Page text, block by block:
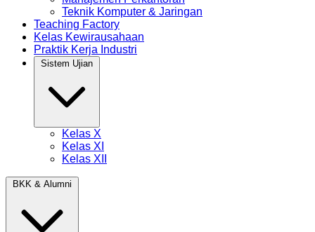
Teknik Komputer & Jaringan
Teaching Factory
Kelas Kewirausahaan
Praktik Kerja Industri
Kelas X
Kelas XI
Kelas XII